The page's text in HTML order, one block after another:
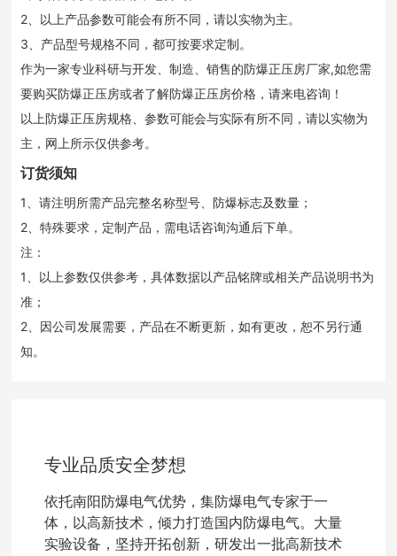
2、以上产品参数可能会有所不同，请以实物为主。
3、产品型号规格不同，都可按要求定制。
作为一家专业科研与开发、制造、销售的防爆正压房厂家,如您需
要购买防爆正压房或者了解防爆正压房价格，请来电咨询！
以上防爆正压房规格、参数可能会与实际有所不同，请以实物为
主，网上所示仅供参考。
订货须知
1、请注明所需产品完整名称型号、防爆标志及数量；
2、特殊要求，定制产品，需电话咨询沟通后下单。
注：
1、以上参数仅供参考，具体数据以产品铭牌或相关产品说明书为
准；
2、因公司发展需要，产品在不断更新，如有更改，恕不另行通
知。
专业品质安全梦想
依托南阳防爆电气优势，集防爆电气专家于一
体，以高新技术，倾力打造国内防爆电气。大量
实验设备，坚持开拓创新，研发出一批高新技术